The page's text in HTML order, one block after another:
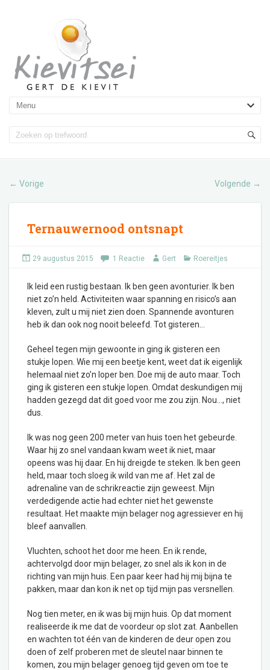
← Vorige Volgende →
Ternauwernood ontsnapt
29 augustus 2015 1 Reactie Gert Roereitjes
Ik leid een rustig bestaan. Ik ben geen avonturier. Ik ben
niet zo’n held. Activiteiten waar spanning en risico’s aan
kleven, zult u mij niet zien doen. Spannende avonturen
heb ik dan ook nog nooit beleefd. Tot gisteren…
Geheel tegen mijn gewoonte in ging ik gisteren een
stukje lopen. Wie mij een beetje kent, weet dat ik eigenlijk
helemaal niet zo’n loper ben. Doe mij de auto maar. Toch
ging ik gisteren een stukje lopen. Omdat deskundigen mij
hadden gezegd dat dit goed voor me zou zijn. Nou…, niet
dus.
Ik was nog geen 200 meter van huis toen het gebeurde.
Waar hij zo snel vandaan kwam weet ik niet, maar
opeens was hij daar. En hij dreigde te steken. Ik ben geen
held, maar toch sloeg ik wild van me af. Het zal de
adrenaline van de schrikreactie zijn geweest. Mijn
verdedigende actie had echter niet het gewenste
resultaat. Het maakte mijn belager nog agressiever en hij
bleef aanvallen.
Vluchten, schoot het door me heen. En ik rende,
achtervolgd door mijn belager, zo snel als ik kon in de
richting van mijn huis. Een paar keer had hij mij bijna te
pakken, maar dan kon ik net op tijd mijn pas versnellen.
Nog tien meter, en ik was bij mijn huis. Op dat moment
realiseerde ik me dat de voordeur op slot zat. Aanbellen
en wachten tot één van de kinderen de deur open zou
doen of zelf proberen met de sleutel naar binnen te
komen, zou mijn belager genoeg tijd geven om toe te